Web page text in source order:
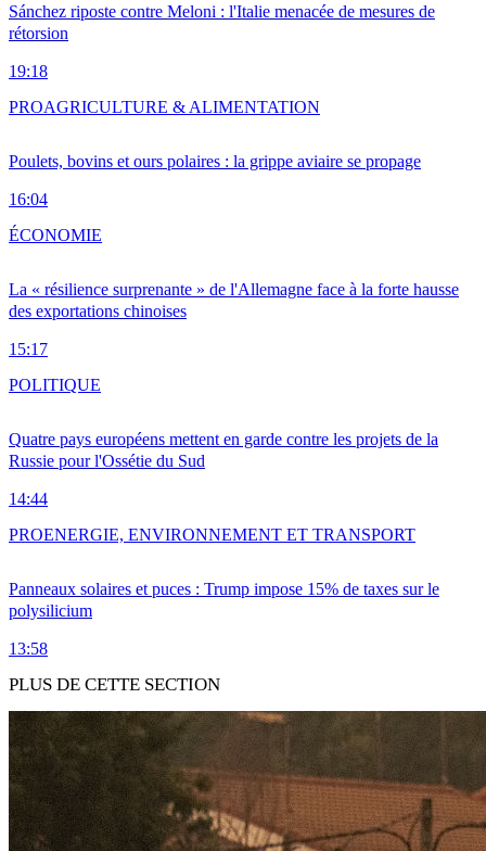
Sánchez riposte contre Meloni : l'Italie menacée de mesures de
rétorsion
19:18
Poulets, bovins et ours polaires : la grippe aviaire se propage
16:04
PROAGRICULTURE & ALIMENTATION
La « résilience surprenante » de l'Allemagne face à la forte hausse
des exportations chinoises
15:17
ÉCONOMIE
Quatre pays européens mettent en garde contre les projets de la
Russie pour l'Ossétie du Sud
14:44
POLITIQUE
Panneaux solaires et puces : Trump impose 15% de taxes sur le
polysilicium
13:58
PROENERGIE, ENVIRONNEMENT ET TRANSPORT
PLUS DE CETTE SECTION